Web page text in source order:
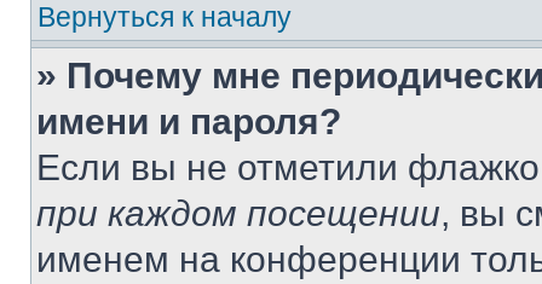
Вернуться к началу
» Почему мне
имени и пароля?
Если вы не отметили
при каждом посещении, вы
именем на конференции